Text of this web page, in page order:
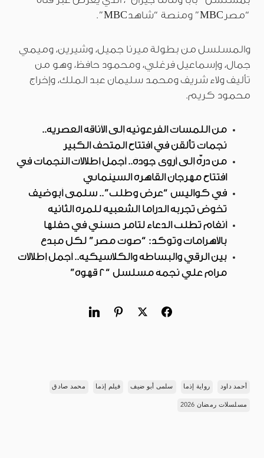
“مصرMBC” ومنصة “شاهدMBC”.
والمسلسل من بطولة ميرنا جميل، وشيرين، وميمي
جمال، وإسماعيل فرغلي، ومحمود حافظ، وهو من
تأليف ولاء شريف ومحمد سليمان عبد الملك، وإخراج
محمود كريم.
من اللمسات الفرعونية إلى الأناقة العصرية..
نجمات تألقن في افتتاح المتحف الكبير
من درّة إلى أروى جودة.. أجمل إطلالات النجمات في
افتتاح مهرجان القاهرة السينمائي
في كواليس “عرض وطلب”.. سلمى أبوضيف
تخوض تجربة الدراما الشعبية للمرة الثانية
أنغام تطلب الدعاء لتامر حسني في حفلها
بالأهرامات وتؤكد: “صوت مصر” لكل مبدع
بين الرقي والبساطة والكلاسيكية.. أجمل إطلالات
مرام علي نجمة مسلسل “2 قهوة”
أحمد داود رواية إذما سلمى أبو ضيف فيلم إذما محمد صادق
مسلسلات رمضان 2026